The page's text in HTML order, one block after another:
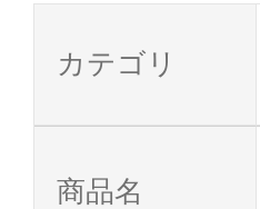
カテゴリ
商品名